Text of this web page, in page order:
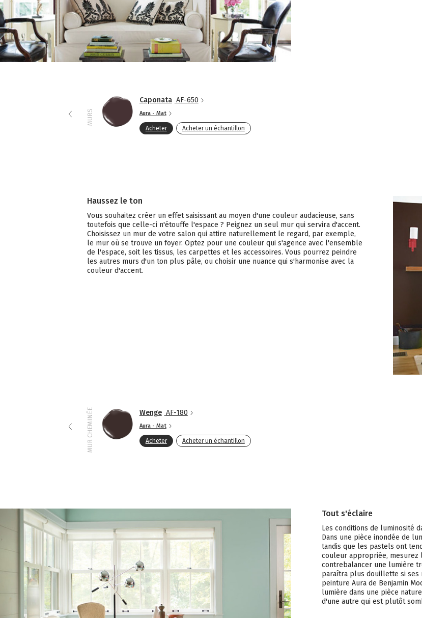
MURS
Caponata AF-650
Aura - Mat
Acheter Acheter un échantillon
Haussez le ton
Vous souhaitez créer un effet saisissant au moyen d'une couleur audacieuse, sans
toutefois que celle-ci n'étouffe l'espace ? Peignez un seul mur qui servira d'accent.
Choisissez un mur de votre salon qui attire naturellement le regard, par exemple,
le mur où se trouve un foyer. Optez pour une couleur qui s'agence avec l'ensemble
de l'espace, soit les tissus, les carpettes et les accessoires. Vous pourrez peindre
les autres murs d'un ton plus pâle, ou choisir une nuance qui s'harmonise avec la
couleur d'accent.
MUR CHEMINÉE Wenge AF-180
Aura - Mat
Acheter Acheter un échantillon
Tout s'éclaire
Les conditions de luminosité
Dans une pièce inondée de
tandis que les pastels ont
couleur appropriée, mesurez
contrebalancer une lumière
paraîtra plus douillette si ses
peinture Aura de Benjamin
lumière dans une pièce
d'une autre qui est plutôt